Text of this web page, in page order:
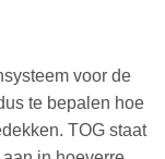
voor de
te bepalen hoe
TOG staat